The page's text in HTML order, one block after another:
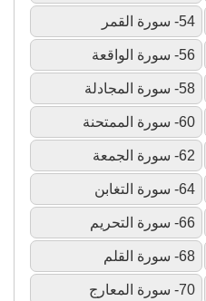
54- سورة القمر
56- سورة الواقعة
58- سورة المجادلة
60- سورة الممتحنة
62- سورة الجمعة
64- سورة التغابن
66- سورة التحريم
68- سورة القلم
70- سورة المعارج